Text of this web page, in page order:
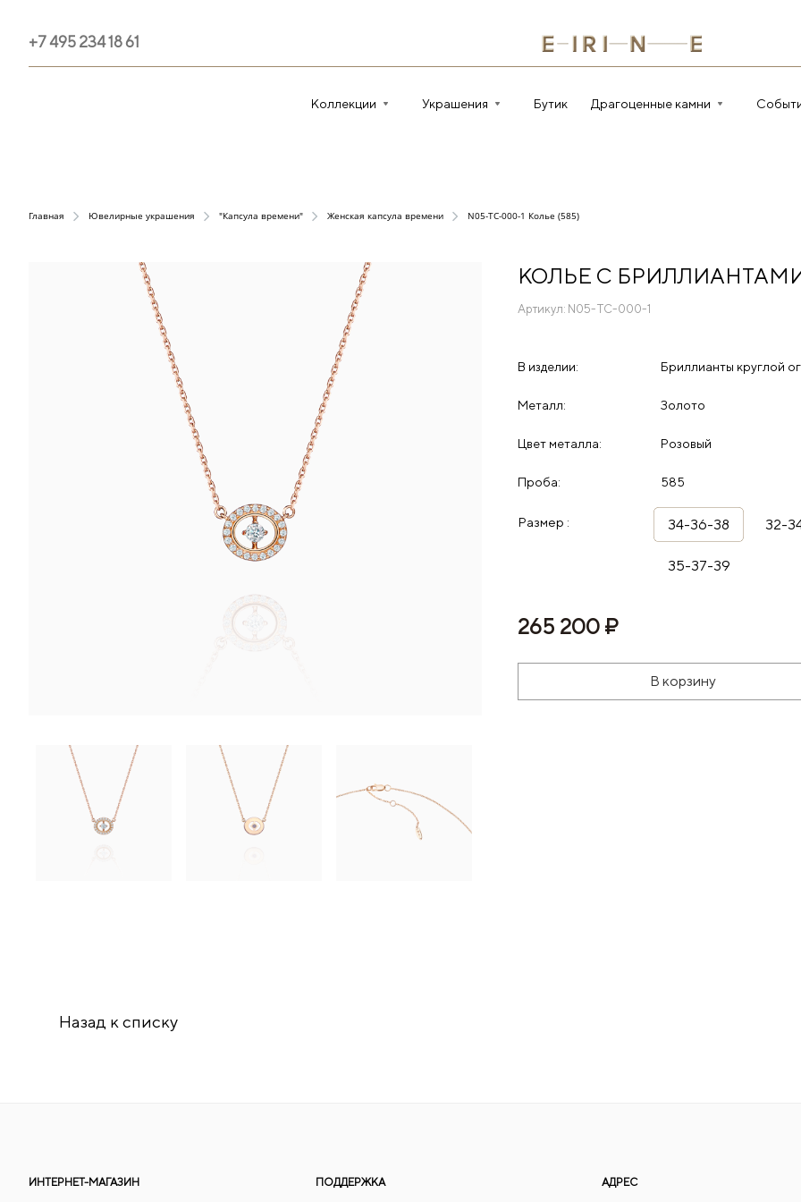
+7 495 234 18 61
Коллекции Украшения Бутик Драгоценные камни
Главная Ювелирные украшения "Капсула времени" Женская капсула времени N05-TC-000-1 Колье (585)
КОЛЬЕ С
Артикул: N05-TC-000-1
В изделии: Бриллианты круглой
Металл: Золото
Цвет металла: Розовый
Проба: 585
Размер : 34-36-38 32-
35-37-39
265 200 ₽
В корзину
Назад к списку
ИНТЕРНЕТ-МАГАЗИН ПОДДЕРЖКА АДРЕС